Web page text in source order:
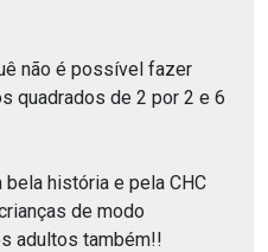
não é possível fazer
quadrados de 2 por 2 e 6
história e pela CHC
de modo
adultos também!!